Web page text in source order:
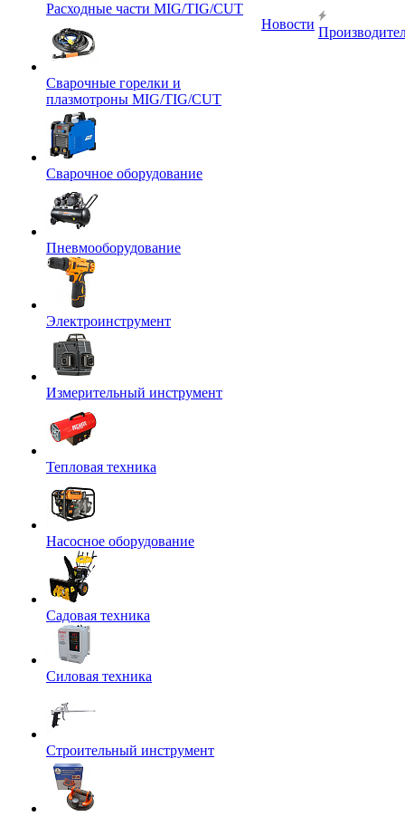
Расходные части MIG/TIG/CUT
Сварочные горелки и
плазмотроны MIG/TIG/CUT
Сварочное оборудование
Пневмооборудование
Электроинструмент
Измерительный инструмент
Тепловая техника
Насосное оборудование
Садовая техника
Силовая техника
Строительный инструмент
Новости